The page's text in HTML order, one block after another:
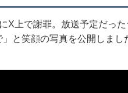
X上で謝罪。放送予定だっ
」と笑顔の写真を公開しま